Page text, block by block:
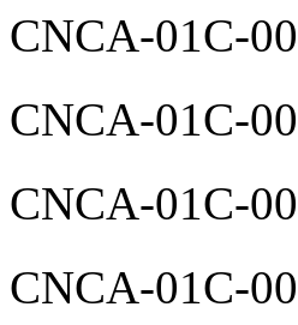
CNCA-01C-
CNCA-01C-
CNCA-01C-
CNCA-01C-